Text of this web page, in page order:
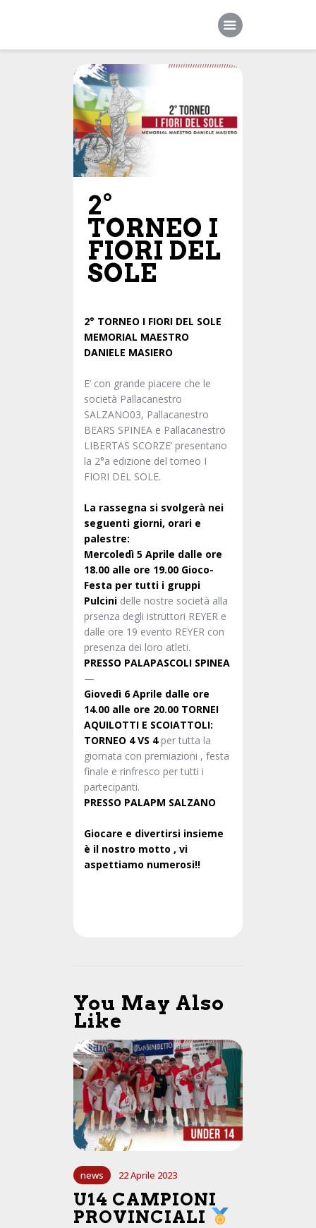
Home
Società
Squadre
Sponsor
News
Contatti
2°
TORNEO I
FIORI DEL
SOLE
2° TORNEO I FIORI DEL SOLE
MEMORIAL MAESTRO
DANIELE MASIERO
E’ con grande piacere che le
società Pallacanestro
SALZANO03, Pallacanestro
BEARS SPINEA e Pallacanestro
LIBERTAS SCORZE’ presentano
la 2°a edizione del torneo I
FIORI DEL SOLE.
La rassegna si svolgerà nei
seguenti giorni, orari e
palestre:
Mercoledì 5 Aprile dalle ore
18.00 alle ore 19.00 Gioco-
Festa per tutti i gruppi
Pulcini delle nostre società alla
prsenza degli istruttori REYER e
dalle ore 19 evento REYER con
presenza dei loro atleti.
PRESSO PALAPASCOLI SPINEA
—
Giovedì 6 Aprile dalle ore
14.00 alle ore 20.00 TORNEI
AQUILOTTI E SCOIATTOLI:
TORNEO 4 VS 4per tutta la
giornata con premiazioni , festa
finale e rinfresco per tutti i
partecipanti.
PRESSO PALAPM SALZANO
Giocare e divertirsi insieme
è il nostro motto , vi
aspettiamo numerosi!!
You May Also
Like
news 22 Aprile 2023
U14 CAMPIONI
PROVINCIALI